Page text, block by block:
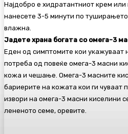
Најдобро е хидратантниот крем или
нанесете 3-5 минути по
влажна.
Јадете храна богата со омега-3
Еден од симптомите кои укажуваат
потреба од повеќе омега-3 масни
кожа и чешање. Омега-3 масните
бариерите на кожата кои ги чуваат
извори на омега-3 масни киселини
лененото семе, оревите.